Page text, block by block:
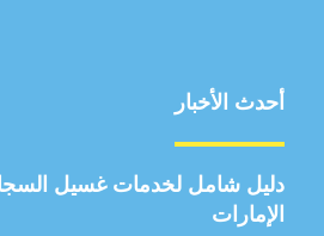
أحدث الأخبار
دليل شامل لخدمات غسيل
الإمارات